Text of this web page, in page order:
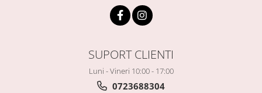
SUPORT CLIENTI
Luni - Vineri 10:00 - 17:00
0723688304